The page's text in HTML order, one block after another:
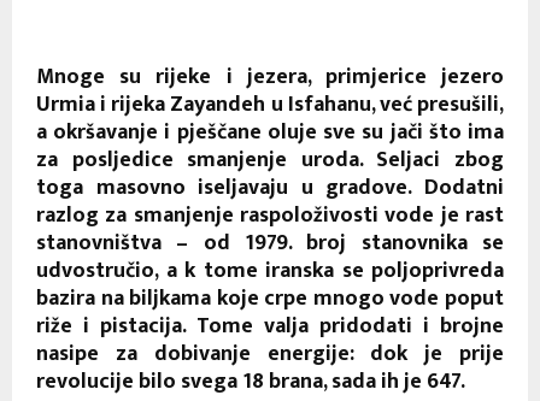
Mnoge su rijeke i jezera, primjerice jezero
Urmia i rijeka Zayandeh u Isfahanu, već presušili,
a okršavanje i pješčane oluje sve su jači što ima
za posljedice smanjenje uroda. Seljaci zbog
toga masovno iseljavaju u gradove. Dodatni
razlog za smanjenje raspoloživosti vode je rast
stanovništva – od 1979. broj stanovnika se
udvostručio, a k tome iranska se poljoprivreda
bazira na biljkama koje crpe mnogo vode poput
riže i pistacija. Tome valja pridodati i brojne
nasipe za dobivanje energije: dok je prije
revolucije bilo svega 18 brana, sada ih je 647.